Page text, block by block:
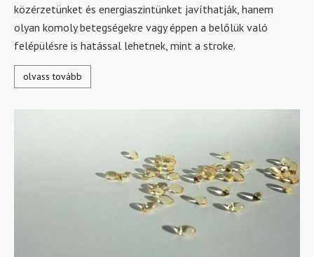
közérzetünket és energiaszintünket javíthatják, hanem
olyan komoly betegségekre vagy éppen a belőlük való
felépülésre is hatással lehetnek, mint a stroke.
olvass tovább